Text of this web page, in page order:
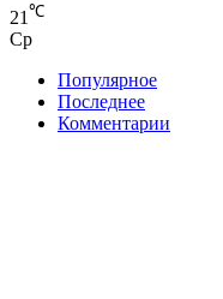
21 ℃
Ср
Популярное
Последнее
Комментарии